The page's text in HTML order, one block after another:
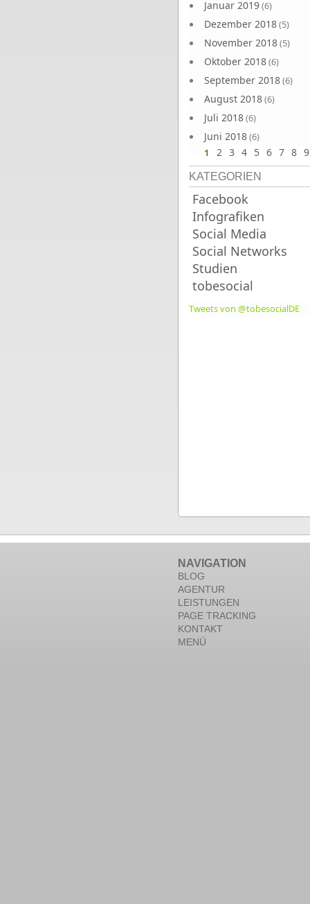
Januar 2019(6)
Dezember 2018(5)
November 2018(5)
Oktober 2018(6)
September 2018(6)
August 2018(6)
Juli 2018(6)
Juni 2018(6)
1 2 3 4 5 6 7 8 9
KATEGORIEN
Facebook
Infografiken
Social Media
Social Networks
Studien
tobesocial
Tweets von @tobesocialDE
NAVIGATION
BLOG
AGENTUR
LEISTUNGEN
PAGE TRACKING
KONTAKT
MENÜ